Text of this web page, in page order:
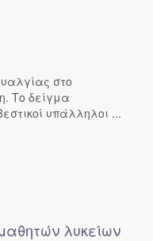
στο
Το δείγμα
υπάλληλοι ...
λυκείων